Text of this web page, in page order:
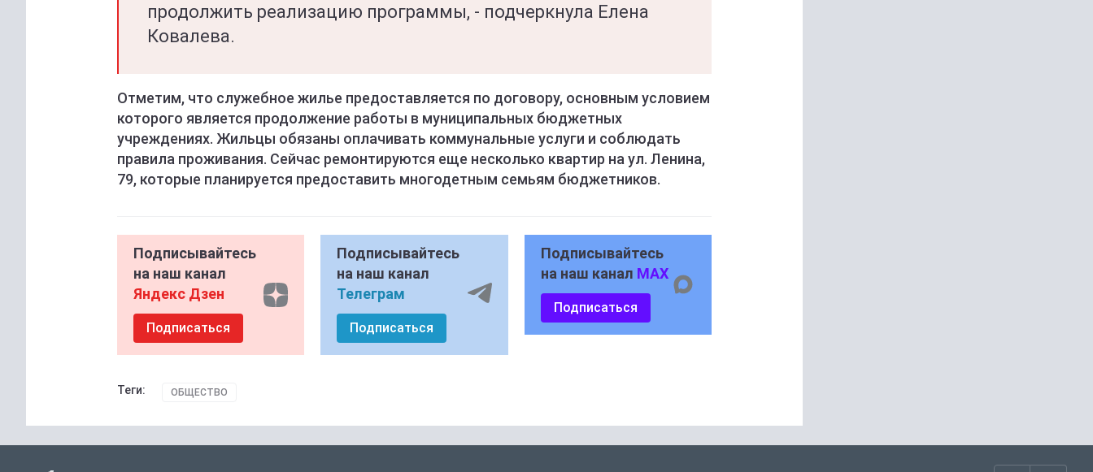
продолжить реализацию программы, - подчеркнула Елена
Ковалева.
Отметим, что служебное жилье предоставляется по договору, основным условием
которого является продолжение работы в муниципальных бюджетных
учреждениях. Жильцы обязаны оплачивать коммунальные услуги и соблюдать
правила проживания. Сейчас ремонтируются еще несколько квартир на ул. Ленина,
79, которые планируется предоставить многодетным семьям бюджетников.
Подписывайтесь
на наш канал
Яндекс Дзен
Подписаться
Подписывайтесь
на наш канал
Телеграм
Подписаться
Подписывайтесь
на наш канал MAX
Подписаться
Теги: ОБЩЕСТВО